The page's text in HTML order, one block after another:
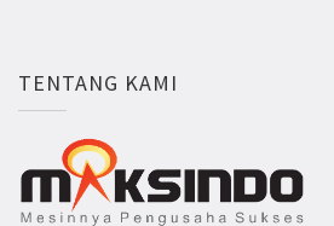
TENTANG KAMI